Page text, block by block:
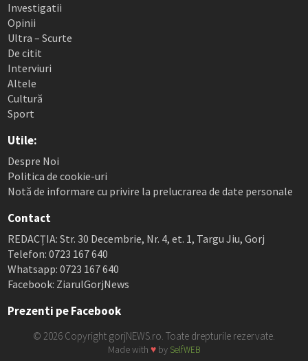
Investigatii
Opinii
Ultra – Scurte
De citit
Interviuri
Altele
Cultură
Sport
Utile:
Despre Noi
Politica de cookie-uri
Notă de informare cu privire la prelucrarea de date personale
Contact
REDACȚIA: Str. 30 Decembrie, Nr. 4, et. 1, Targu Jiu, Gorj
Telefon: 0723 167 640
Whatsapp: 0723 167 640
Facebook: ZiarulGorjNews
Prezenti pe Facebook
© 2026 Copyright gorjNEWS.ro. Toate drepturile rezervate.
Made with ♥ by SelfWEB